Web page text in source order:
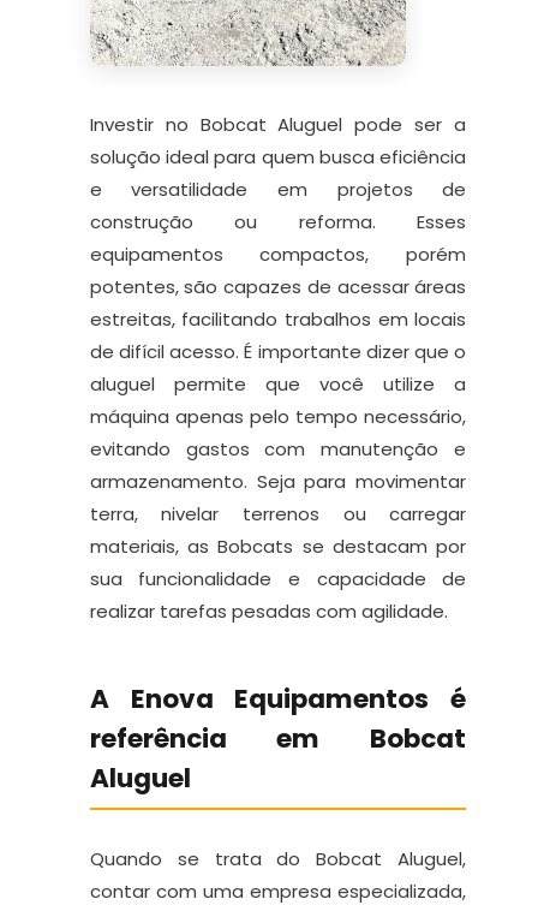
Investir no Bobcat Aluguel pode ser a
solução ideal para quem busca eficiência
e versatilidade em projetos de
construção ou reforma. Esses
equipamentos compactos, porém
potentes, são capazes de acessar áreas
estreitas, facilitando trabalhos em locais
de difícil acesso. É importante dizer que o
aluguel permite que você utilize a
máquina apenas pelo tempo necessário,
evitando gastos com manutenção e
armazenamento. Seja para movimentar
terra, nivelar terrenos ou carregar
materiais, as Bobcats se destacam por
sua funcionalidade e capacidade de
realizar tarefas pesadas com agilidade.
A Enova Equipamentos é
referência em Bobcat
Aluguel
Quando se trata do Bobcat Aluguel,
contar com uma empresa especializada,